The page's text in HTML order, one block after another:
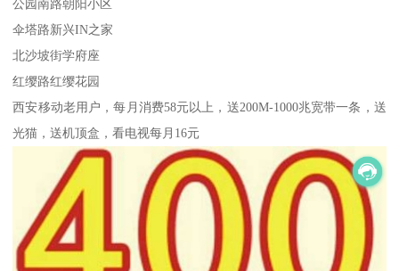
公园南路朝阳小区
伞塔路新兴IN之家
北沙坡街学府座
红缨路红缨花园
西安移动老用户，每月消费58元以上，送200M-1000兆宽带一条，送
光猫，送机顶盒，看电视每月16元